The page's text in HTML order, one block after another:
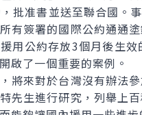
批准書並送至聯合國。
有簽署的國際公約通通
用公約存放3個月後生
啟了一個重要的案例。
來對於台灣沒有辦法參
先生進行研究，列舉上